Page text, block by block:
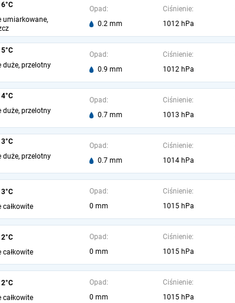
umiarkowane,
Opad:
0.2 mm
Ciśnienie:
1012 hPa
duże, przelotny
Opad:
0.9 mm
Ciśnienie:
1012 hPa
duże, przelotny
Opad:
0.7 mm
Ciśnienie:
1013 hPa
duże, przelotny
Opad:
0.7 mm
Ciśnienie:
1014 hPa
całkowite
Opad:
0 mm
Ciśnienie:
1015 hPa
całkowite
Opad:
0 mm
Ciśnienie:
1015 hPa
całkowite
Opad:
0 mm
Ciśnienie:
1015 hPa